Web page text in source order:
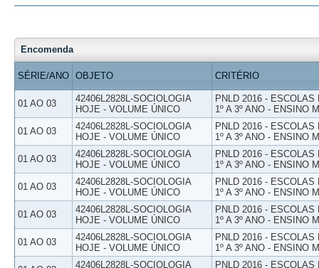
Encomenda
SÉRIE/ANO OBJETO CRITÉRIO
01 AO 03
42406L2828L-SOCIOLOGIA
HOJE - VOLUME ÚNICO
PNLD 2016 -
1º A 3º ANO - ENSINO
01 AO 03
42406L2828L-SOCIOLOGIA
HOJE - VOLUME ÚNICO
PNLD 2016 -
1º A 3º ANO - ENSINO
01 AO 03
42406L2828L-SOCIOLOGIA
HOJE - VOLUME ÚNICO
PNLD 2016 -
1º A 3º ANO - ENSINO
01 AO 03
42406L2828L-SOCIOLOGIA
HOJE - VOLUME ÚNICO
PNLD 2016 -
1º A 3º ANO - ENSINO
01 AO 03
42406L2828L-SOCIOLOGIA
HOJE - VOLUME ÚNICO
PNLD 2016 -
1º A 3º ANO - ENSINO
01 AO 03
42406L2828L-SOCIOLOGIA
HOJE - VOLUME ÚNICO
PNLD 2016 -
1º A 3º ANO - ENSINO
42406L2828L-SOCIOLOGIA
PNLD 2016 -